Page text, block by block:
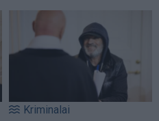
Kriminalai